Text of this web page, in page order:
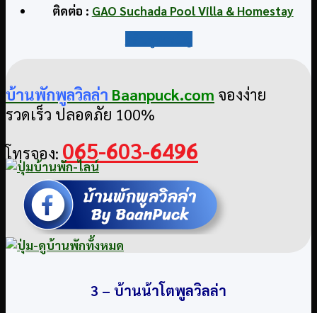
ติดต่อ : GAO Suchada Pool Villa & Homestay
บ้านพักพูลวิลล่า Baanpuck.com จองง่าย
รวดเร็ว ปลอดภัย 100%
โทรจอง: 065-603-6496
3 – บ้านน้าโตพูลวิลล่า